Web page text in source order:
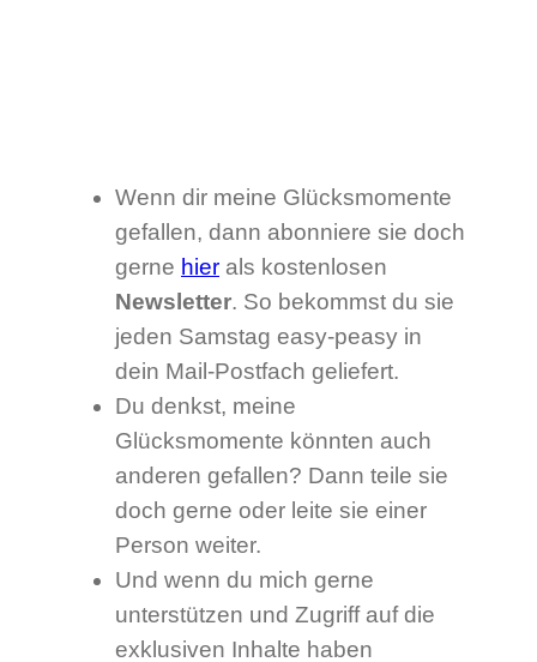
Wenn dir meine Glücksmomente
gefallen, dann abonniere sie doch
gerne hier als kostenlosen
Newsletter. So bekommst du sie
jeden Samstag easy-peasy in
dein Mail-Postfach geliefert.
Du denkst, meine
Glücksmomente könnten auch
anderen gefallen? Dann teile sie
doch gerne oder leite sie einer
Person weiter.
Und wenn du mich gerne
unterstützen und Zugriff auf die
exklusiven Inhalte haben